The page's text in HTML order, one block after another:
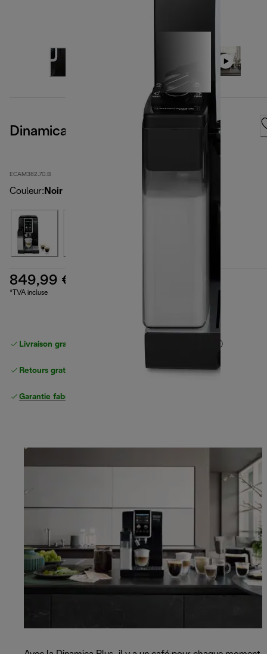
Dinamica Plus
ECAM382.70.B
Couleur: Noir
849,99 €
*TVA incluse
Livraison gratuite standard
Retours gratuits
Garantie fabricant complète